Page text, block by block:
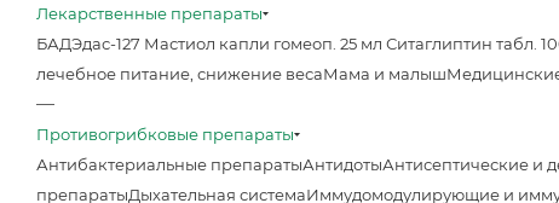
Лекарственные препараты
БАДЭдас-127 Мастиол капли гомеоп. 25 мл Ситаглиптин табл.
лечебное питание, снижение весаМама и малыш
—
Противогрибковые препараты
Антибактериальные препаратыАнтидотыАнтисептические и
препаратыДыхательная системаИммудомодулирующие и